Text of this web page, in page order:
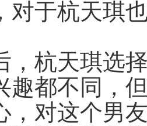
对于杭天琪
，杭天琪选
趣都不同，
，对这个男